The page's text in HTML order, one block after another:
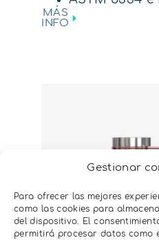
Gestionar
Para ofrecer las mejores
como las cookies para
del dispositivo. El
permitirá procesar datos como
MÁS
INFO